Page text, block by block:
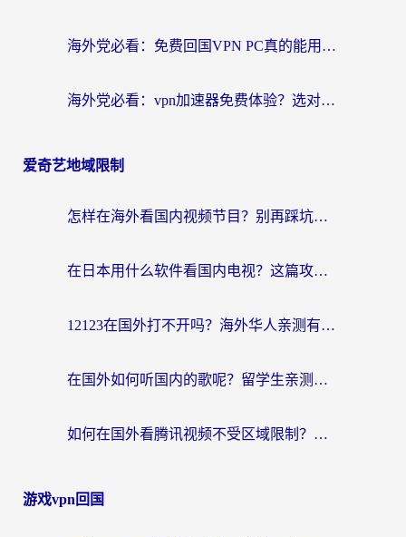
海外党必看：免费回国VPN PC真的能用？附国内高速VPN选择全攻略
海外党必看：vpn加速器免费体验？选对回国加速器才能无缝刷国内剧玩国服
爱奇艺地域限制
怎样在海外看国内视频节目？别再踩坑！留学生和海外华人的专属解决方案
在日本用什么软件看国内电视？这篇攻略帮你告别地域限制
12123在国外打不开吗？海外华人亲测有效的回国加速方案
在国外如何听国内的歌呢？留学生亲测有效的回国加速方案
如何在国外看腾讯视频不受区域限制？留学生亲测有效的回国加速指南
游戏vpn回国